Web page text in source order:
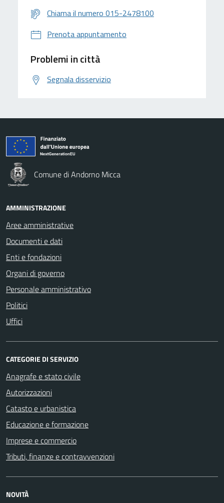
Chiama il numero 015-2478100
Prenota appuntamento
Problemi in città
Segnala disservizio
Comune di Andorno Micca
AMMINISTRAZIONE
Aree amministrative
Documenti e dati
Enti e fondazioni
Organi di governo
Personale amministrativo
Politici
Uffici
CATEGORIE DI SERVIZIO
Anagrafe e stato civile
Autorizzazioni
Catasto e urbanistica
Educazione e formazione
Imprese e commercio
Tributi, finanze e contravvenzioni
NOVITÀ